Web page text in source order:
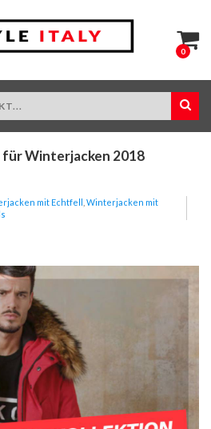
0
für Winterjacken 2018
mit Echtfell Winterjacken mit